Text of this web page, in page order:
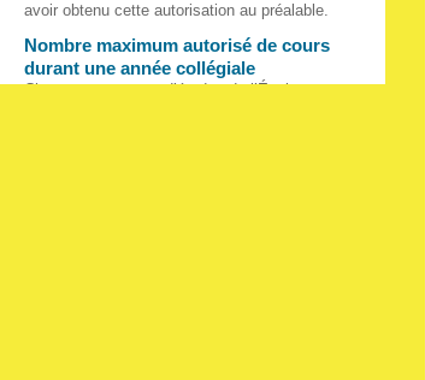
avoir obtenu cette autorisation au préalable.
Nombre maximum autorisé de cours
durant une année collégiale
Chaque programme d’études de l’École